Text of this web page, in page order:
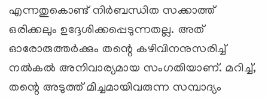
എന്നതുകൊണ്ട് നിര്‍ബന്ധിത സക്കാത്ത്
ഒരിക്കലും ഉദ്ദേശിക്കപ്പെടുന്നതല്ല. അത്
ഓരോരുത്തര്‍ക്കും തന്റെ കഴിവിനനുസരിച്ച്
നല്‍കല്‍ അനിവാര്യമായ സംഗതിയാണ്. മറിച്ച്,
തന്റെ അടുത്ത് മിച്ചമായിവരുന്ന സമ്പാദ്യം